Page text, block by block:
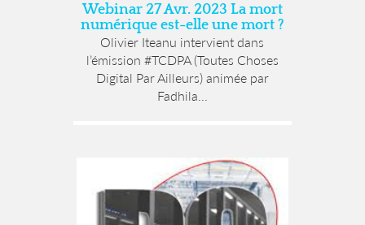
Webinar 27 Avr. 2023 La mort
numérique est-elle une mort ?
Olivier Iteanu intervient dans
l’émission #TCDPA (Toutes Choses
Digital Par Ailleurs) animée par
Fadhila...